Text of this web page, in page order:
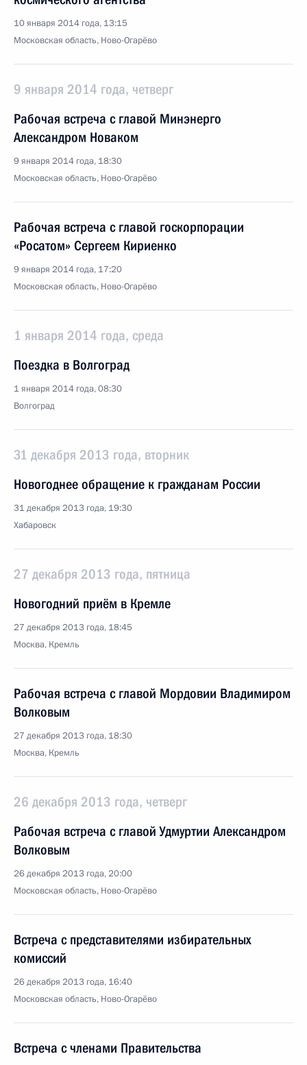
10 января 2014 года, 13:15
Московская область, Ново-Огарёво
9 января 2014 года, четверг
Рабочая встреча с главой Минэнерго
Александром Новаком
9 января 2014 года, 18:30
Московская область, Ново-Огарёво
Рабочая встреча с главой госкорпорации
«Росатом» Сергеем Кириенко
9 января 2014 года, 17:20
Московская область, Ново-Огарёво
1 января 2014 года, среда
Поездка в Волгоград
1 января 2014 года, 08:30
Волгоград
31 декабря 2013 года, вторник
Новогоднее обращение к гражданам России
31 декабря 2013 года, 19:30
Хабаровск
27 декабря 2013 года, пятница
Новогодний приём в Кремле
27 декабря 2013 года, 18:45
Москва, Кремль
Рабочая встреча с главой Мордовии Владимиром
Волковым
27 декабря 2013 года, 18:30
Москва, Кремль
26 декабря 2013 года, четверг
Рабочая встреча с главой Удмуртии Александром
Волковым
26 декабря 2013 года, 20:00
Московская область, Ново-Огарёво
Встреча с представителями избирательных
комиссий
26 декабря 2013 года, 16:40
Московская область, Ново-Огарёво
Встреча с членами Правительства